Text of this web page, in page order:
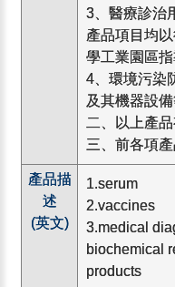
3、醫療診治
產品項目均
學工業園區指
4、環境污染
及其機器設
二、以上產
三、前各項
產品描
述
(英文)
1.serum
2.vaccines
3.medical
biochemical
products